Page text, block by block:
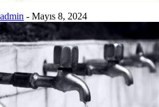
admin - Mayıs 8, 2024